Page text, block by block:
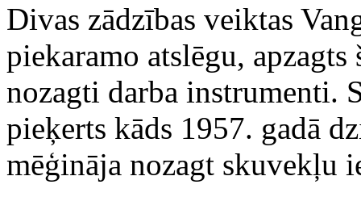
Divas zādzības veiktas
piekaramo atslēgu,
nozagti darba instrumenti.
pieķerts kāds 1957. gadā
mēģināja nozagt skuvekļu